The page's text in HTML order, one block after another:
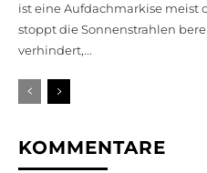
ist eine Aufdachmarkise meist
stoppt die Sonnenstrahlen
verhindert,...
KOMMENTARE